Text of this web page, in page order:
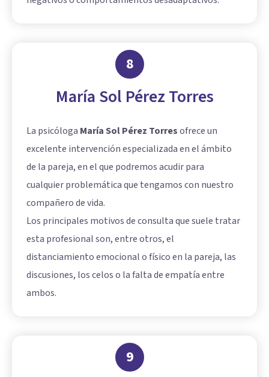
8
María Sol Pérez Torres
La psicóloga María Sol Pérez Torresofrece un
excelente intervención especializada en el ámbito
de la pareja, en el que podremos acudir para
cualquier problemática que tengamos con nuestro
compañero de vida.
Los principales motivos de consulta que suele tratar
esta profesional son, entre otros, el
distanciamiento emocional o físico en la pareja, las
discusiones, los celos o la falta de empatía entre
ambos.
9